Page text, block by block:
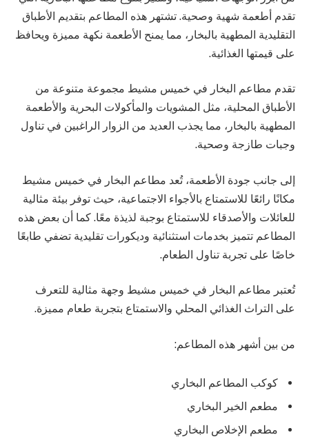
تقدم أطعمة شهية وصحية. تشتهر هذه المطاعم بتقديم الأطباق
التقليدية المطهية بالبخار، مما يمنح الأطعمة نكهة مميزة ويحافظ
على قيمتها الغذائية.
تقدم مطاعم البخار في خميس مشيط مجموعة متنوعة من
الأطباق المحلية، مثل المشويات والمأكولات البحرية والأطعمة
المطهية بالبخار، مما يجذب العديد من الزوار الراغبين في تناول
وجبات طازجة وصحية.
إلى جانب جودة الأطعمة، تُعد مطاعم البخار في خميس مشيط
مكانًا رائعًا للاستمتاع بالأجواء الاجتماعية، حيث توفر بيئة مثالية
للعائلات والأصدقاء للاستمتاع بوجبة لذيذة معًا. كما أن بعض هذه
المطاعم تتميز بخدمات استثنائية وديكورات تقليدية تضفي طابعًا
خاصًا على تجربة تناول الطعام.
تُعتبر مطاعم البخار في خميس مشيط وجهة مثالية للتعرف
على التراث الغذائي المحلي والاستمتاع بتجربة طعام مميزة.
من بين أشهر هذه المطاعم:
كوكب المطاعم البخاري
مطعم الخير البخاري
مطعم الإخلاص البخاري